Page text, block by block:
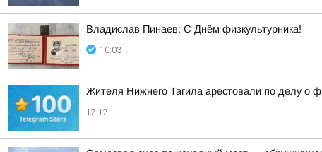
Владислав Пинаев: С Днём физкультурника!
10:03
Жителя Нижнего Тагила арестовали по делу о
12:12